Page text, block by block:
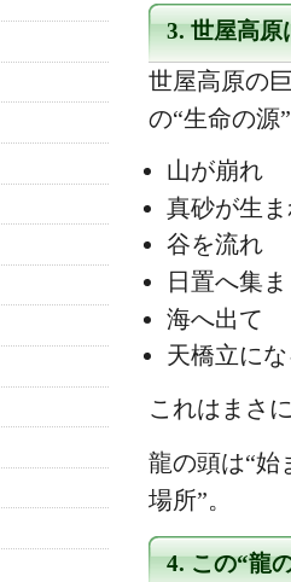
3. 世屋高
世屋高原の
の“生命の源
山が崩れ
真砂が生
谷を流れ
日置へ集
海へ出て
天橋立に
これはまさ
龍の頭は“始
場所”。
4. この“龍